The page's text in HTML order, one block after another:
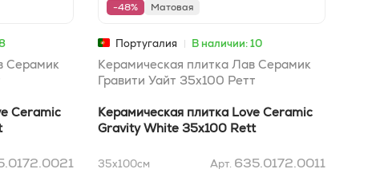
Серамик
Ceramic
-48% Матовая
Португалия В наличии: 10
Керамическая плитка Лав Серамик
Гравити Уайт 35x100 Ретт
Керамическая плитка Love Ceramic
Gravity White 35x100 Rett
35x100см Арт. 635.0172.0011